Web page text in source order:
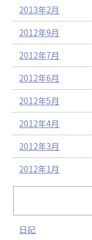
2013年2月
2012年9月
2012年7月
2012年6月
2012年5月
2012年4月
2012年3月
2012年1月
日記